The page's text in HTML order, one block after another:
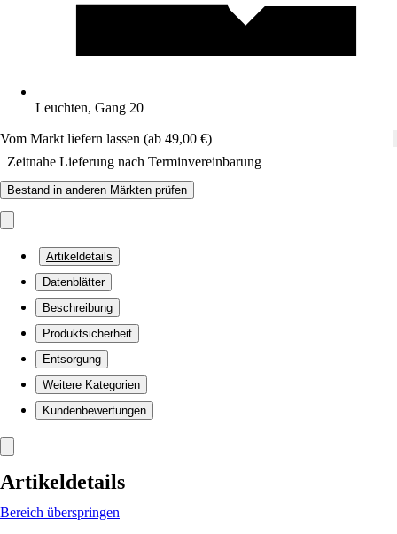
Leuchten, Gang 20
Vom Markt liefern lassen (ab 49,00 €)
Zeitnahe Lieferung nach Terminvereinbarung
Bestand in anderen Märkten prüfen
Artikeldetails
Datenblätter
Beschreibung
Produktsicherheit
Entsorgung
Weitere Kategorien
Kundenbewertungen
Artikeldetails
Bereich überspringen